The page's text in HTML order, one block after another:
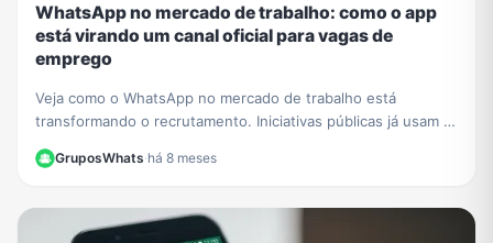
WhatsApp no mercado de trabalho: como o app
está virando um canal oficial para vagas de
emprego
Veja como o WhatsApp no mercado de trabalho está
transformando o recrutamento. Iniciativas públicas já usam o
app para conectar empresas e candidatos.
GruposWhats·há 8 meses